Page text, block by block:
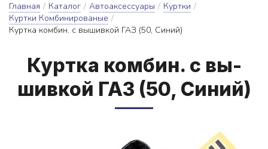
Главная / Каталог / Автоаксессуары / Куртки /
Куртки Комбинированые /
Куртка комбин. с вышивкой ГАЗ (50, Синий)
Кур­тка ком­бин. с вы­
шив­кой ГАЗ (50, Си­ний)